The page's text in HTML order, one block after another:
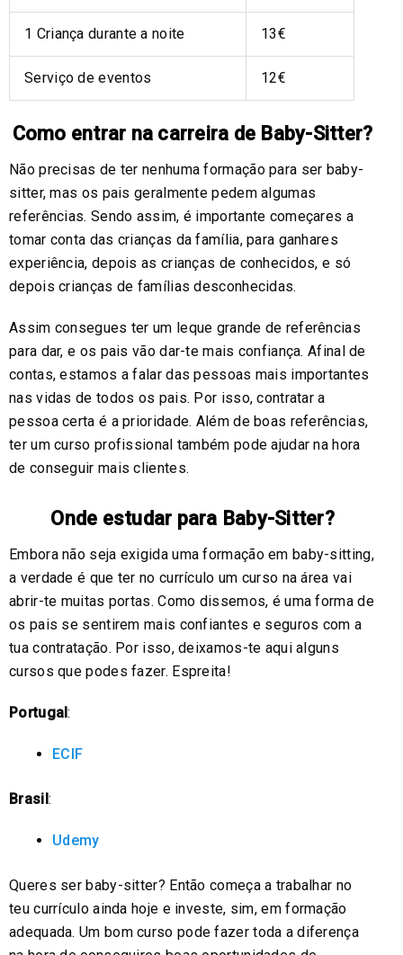
1 Criança durante a noite 13€
Serviço de eventos 12€
Como entrar na carreira de Baby-Sitter?
Não precisas de ter nenhuma formação para ser baby-
sitter, mas os pais geralmente pedem algumas
referências. Sendo assim, é importante começares a
tomar conta das crianças da família, para ganhares
experiência, depois as crianças de conhecidos, e só
depois crianças de famílias desconhecidas.
Assim consegues ter um leque grande de referências
para dar, e os pais vão dar-te mais confiança. Afinal de
contas, estamos a falar das pessoas mais importantes
nas vidas de todos os pais. Por isso, contratar a
pessoa certa é a prioridade. Além de boas referências,
ter um curso profissional também pode ajudar na hora
de conseguir mais clientes.
Onde estudar para Baby-Sitter?
Embora não seja exigida uma formação em baby-sitting,
a verdade é que ter no currículo um curso na área vai
abrir-te muitas portas. Como dissemos, é uma forma de
os pais se sentirem mais confiantes e seguros com a
tua contratação. Por isso, deixamos-te aqui alguns
cursos que podes fazer. Espreita!
Portugal:
ECIF
Brasil:
Udemy
Queres ser baby-sitter? Então começa a trabalhar no
teu currículo ainda hoje e investe, sim, em formação
adequada. Um bom curso pode fazer toda a diferença